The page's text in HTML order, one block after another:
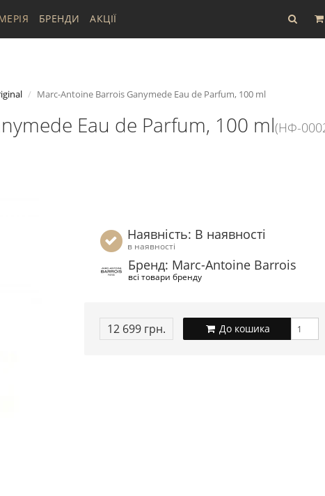
БРЕНДИ АКЦІЇ
Marc-Antoine Barrois Ganymede Eau de Parfum, 100 ml
Eau de Parfum, 100 ml(НФ-
Наявність: В наявності
в наявності
Бренд: Marc-Antoine Barrois
всі товари бренду
12 699 грн. До кошика